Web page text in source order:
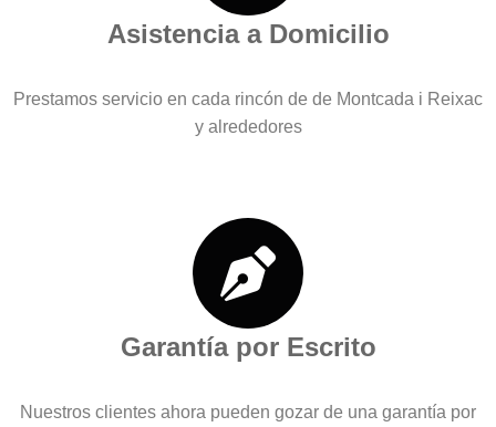
Asistencia a Domicilio
Prestamos servicio en cada rincón de de Montcada i Reixac
y alrededores
Garantía por Escrito
Nuestros clientes ahora pueden gozar de una garantía por